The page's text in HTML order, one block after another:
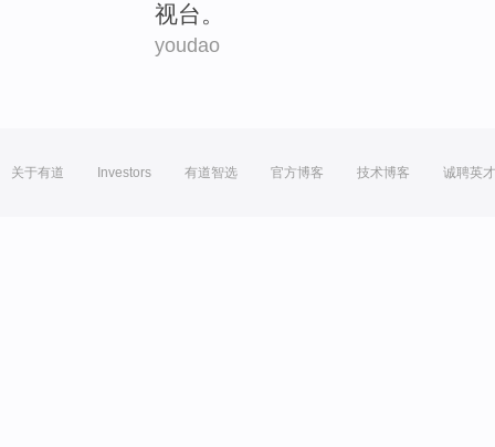
视台。
youdao
关于有道 Investors 有道智选 官方博客 技术博客 诚聘英才